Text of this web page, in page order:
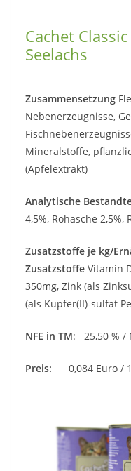
Cachet
Seelachs
Zusammensetzung
Nebenerzeugnisse,
Mineralstoffe,
(Apfelextrakt)
Analytische
4,5%, Rohasche 2,5%,
Zusatzstoffe je kg/
Zusatzstoffe Vitamin
350mg, Zink (als
(als Kupfer(II)-sulfat
NFE in TM: 25,50 % /
Preis: 0,084 Euro /